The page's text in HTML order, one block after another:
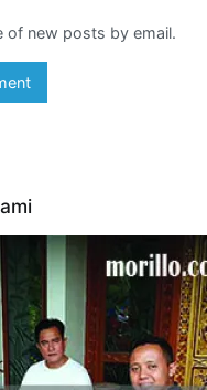
of new posts by email.